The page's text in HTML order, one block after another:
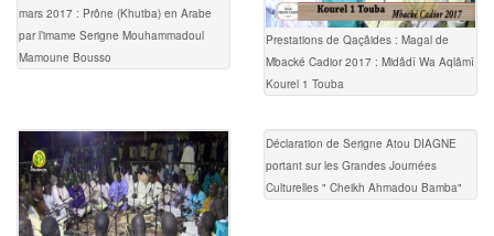
mars 2017 : Prône (Khutba) en Arabe
par l’imame Serigne Mouhammadoul
Mamoune Bousso
Prestations de Qaçâides : Magal de
Mbacké Cadior 2017 : Midâdî Wa Aqlâmî
Kourel 1 Touba
Déclaration de Serigne Atou DIAGNE
portant sur les Grandes Journées
Culturelles " Cheikh Ahmadou Bamba"